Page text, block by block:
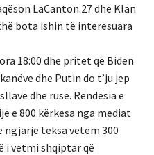
LaCanton.27 dhe Klan
bota ishin të interesuara
18:00 dhe pritet që Biden
dhe Putin do t’ju jep
dhe rusë. Rëndësia e
e 800 kërkesa nga mediat
teksa vetëm 300
i vetmi shqiptar që